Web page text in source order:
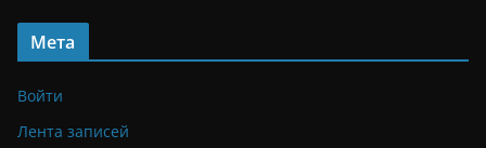
Мета
Войти
Лента записей